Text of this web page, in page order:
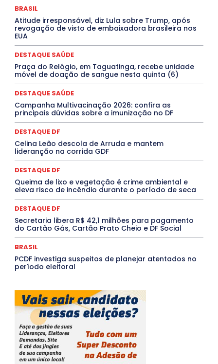
DESTAQUES OUTROS
ELEIÇÕES
EMPREGO E OPORTUNIDADES
ENTORNO
Especial
Espírito Santo ESPORTE
ESTÁGIO
Febre Oropouche
FILMES
Goiás
INTELIGÊNCIA ARTIFICIAL
Jogos Online
JUDICIÁRIO LITERATURA
Maranhão
Marburg
Mato Grosso
Mato Grosso do Sul
MEIO AMBIENTE
Minas Gerais MOBILIDADE
MPOX
MÚSICA
O Plantonista
PROCESSO SELETIVO
PUBLIEDITORIAL
QUALIFICAÇÃO PROFISSIONAL
RESIDÊNCIA
Santa Catarina
Saúde Agora
SEGURANÇA
Soltando o Verbo
TÁ FROID?
TEATRO
Tocantins
Utilidade Pública ZikaVirus
Mais
BRASIL
Atitude irresponsável, diz Lula sobre Trump, após
revogação de visto de embaixadora brasileira nos
EUA
DESTAQUE SAÚDE
Praça do Relógio, em Taguatinga, recebe unidade
móvel de doação de sangue nesta quinta (6)
DESTAQUE SAÚDE
Campanha Multivacinação 2026: confira as
principais dúvidas sobre a imunização no DF
DESTAQUE DF
Celina Leão descola de Arruda e mantem
lideranção na corrida GDF
DESTAQUE DF
Queima de lixo e vegetação é crime ambiental e
eleva risco de incêndio durante o período de seca
DESTAQUE DF
Secretaria libera R$ 42,1 milhões para pagamento
do Cartão Gás, Cartão Prato Cheio e DF Social
BRASIL
PCDF investiga suspeitos de planejar atentados no
período eleitoral